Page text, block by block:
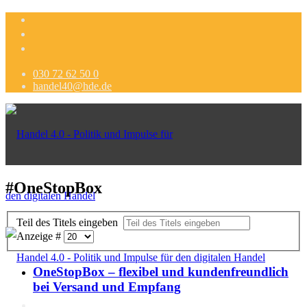
030 72 62 50 0
handel40@hde.de
#OneStopBox
Teil des Titels eingeben
Anzeige #
OneStopBox – flexibel und kundenfreundlich
bei Versand und Empfang